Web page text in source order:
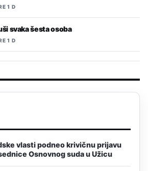
1 D
svaka šesta osoba
1 D
vlasti podneo krivičnu prijavu
Osnovnog suda u Užicu